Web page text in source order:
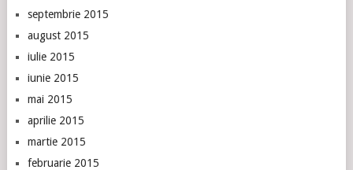
septembrie 2015
august 2015
iulie 2015
iunie 2015
mai 2015
aprilie 2015
martie 2015
februarie 2015